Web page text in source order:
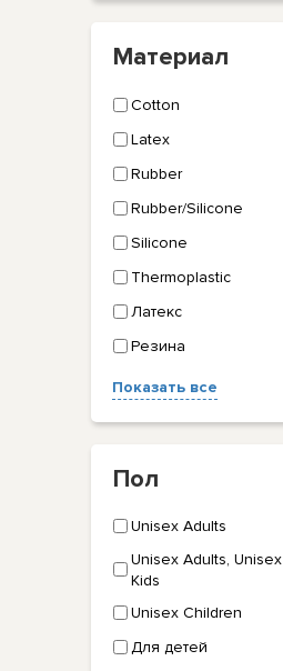
Материал
Cotton
Latex
Rubber
Rubber/Silicone
Silicone
Thermoplastic
Латекс
Резина
Показать все
Пол
Unisex Adults
Unisex Adults, Unisex
Kids
Unisex Children
Для детей